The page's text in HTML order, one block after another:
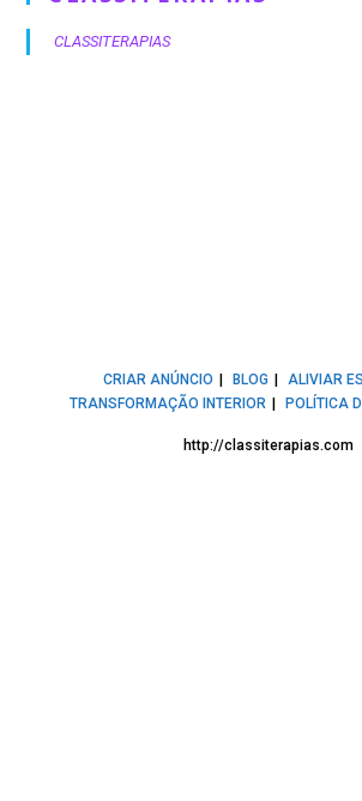
CLASSITERAPIAS
CRIAR ANÚNCIO BLOG
ALIVIAR
TRANSFORMAÇÃO INTERIOR
POLÍTICA
http://classiterapias.com